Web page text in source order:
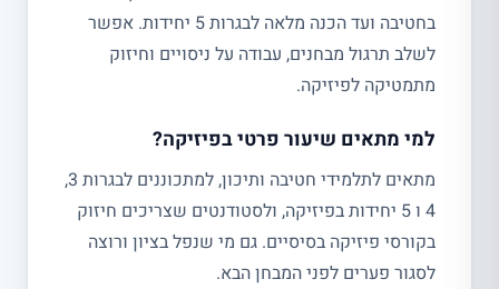
בחטיבה ועד הכנה מלאה לבגרות 5 יחידות. אפשר
לשלב תרגול מבחנים, עבודה על ניסויים וחיזוק
מתמטיקה לפיזיקה.
למי מתאים שיעור פרטי בפיזיקה?
מתאים לתלמידי חטיבה ותיכון, למתכוננים לבגרות 3,
4 ו 5 יחידות בפיזיקה, ולסטודנטים שצריכים חיזוק
בקורסי פיזיקה בסיסיים. גם מי שנפל בציון ורוצה
לסגור פערים לפני המבחן הבא.